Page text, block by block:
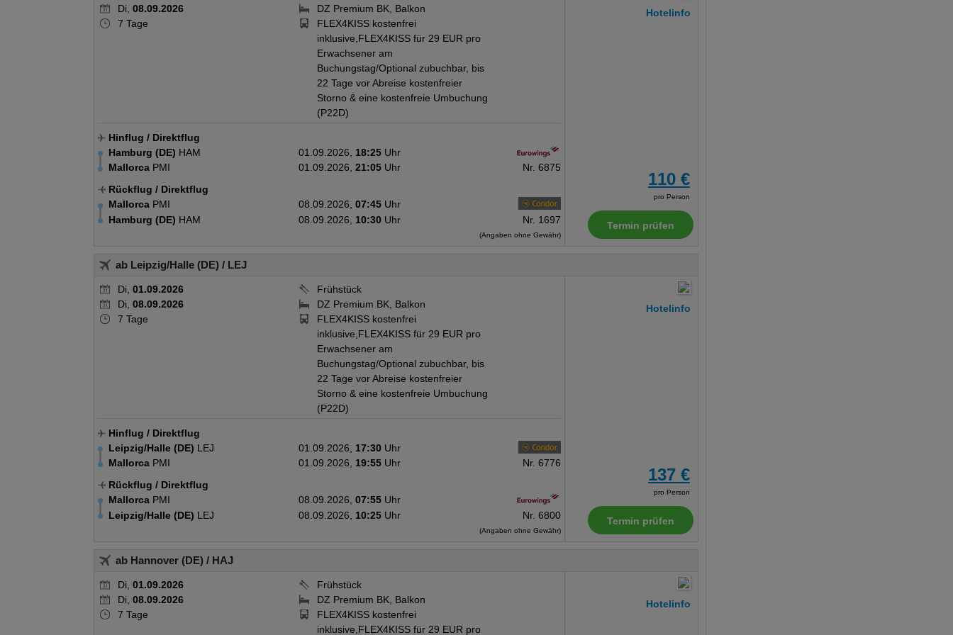
Di, 08.09.2026
7 Tage
DZ Premium BK, Balkon
FLEX4KISS kostenfrei
inklusive,FLEX4KISS für 29 EUR pro
Erwachsener am
Buchungstag/Optional zubuchbar, bis
22 Tage vor Abreise kostenfreier
Storno & eine kostenfreie Umbuchung
(P22D)
Hinflug / Direktflug
Hamburg (DE) HAM 01.09.2026, 18:25 Uhr
Mallorca PMI 01.09.2026, 21:05 Uhr
Nr. 6875
Rückflug / Direktflug
Mallorca PMI 08.09.2026, 07:45 Uhr
Hamburg (DE) HAM 08.09.2026, 10:30 Uhr Nr. 1697
(Angaben ohne Gewähr)
Hotelinfo
110 €
pro Person
Termin prüfen
ab Leipzig/Halle (DE) / LEJ
Di, 01.09.2026
Di, 08.09.2026
7 Tage
Frühstück
DZ Premium BK, Balkon
FLEX4KISS kostenfrei
inklusive,FLEX4KISS für 29 EUR pro
Erwachsener am
Buchungstag/Optional zubuchbar, bis
22 Tage vor Abreise kostenfreier
Storno & eine kostenfreie Umbuchung
(P22D)
Hinflug / Direktflug
Leipzig/Halle (DE) LEJ 01.09.2026, 17:30 Uhr
Mallorca PMI 01.09.2026, 19:55 Uhr
Nr. 6776
Rückflug / Direktflug
Mallorca PMI 08.09.2026, 07:55 Uhr
Leipzig/Halle (DE) LEJ 08.09.2026, 10:25 Uhr Nr. 6800
(Angaben ohne Gewähr)
Hotelinfo
137 €
pro Person
Termin prüfen
ab Hannover (DE) / HAJ
Di, 01.09.2026
Di, 08.09.2026
7 Tage
Frühstück
DZ Premium BK, Balkon
FLEX4KISS kostenfrei
inklusive,FLEX4KISS für 29 EUR pro
Hotelinfo